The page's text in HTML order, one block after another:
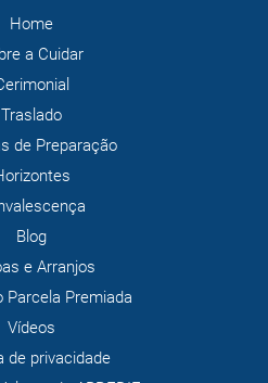
Home
a Cuidar
Traslado
de Preparação
Blog
e Arranjos
Parcela Premiada
Vídeos
de privacidade